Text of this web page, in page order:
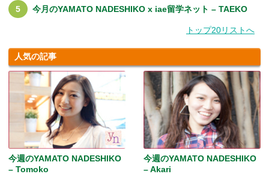
今月のYAMATO NADESHIKO x iae留学ネット – TAEKO
トップ20リストへ
人気の記事
今週のYAMATO NADESHIKO
– Tomoko
今週のYAMATO NADESHIKO
– Akari